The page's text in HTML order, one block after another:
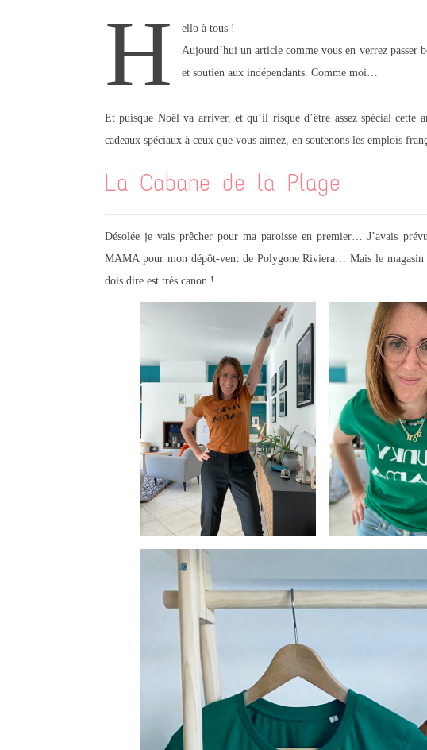
H
ello à tous !
Aujourd’hui un article comme vous en verrez passer
et soutien aux indépendants. Comme moi…
Et puisque Noël va arriver, et qu’il risque d’être assez spécial
cadeaux spéciaux à ceux que vous aimez, en soutenons les emplois
La Cabane de la Plage
Désolée je vais prêcher pour ma paroisse en premier… J’avais
MAMA pour mon dépôt-vent de Polygone Riviera… Mais le
dois dire est très canon !